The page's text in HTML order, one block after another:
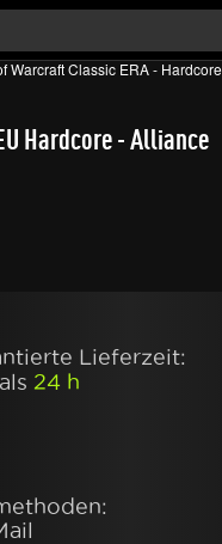
Warcraft Classic ERA - Hardcore
Hardcore - Alliance
Lieferzeit:
24 h